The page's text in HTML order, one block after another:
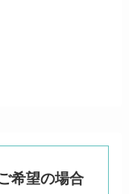
希望の場合